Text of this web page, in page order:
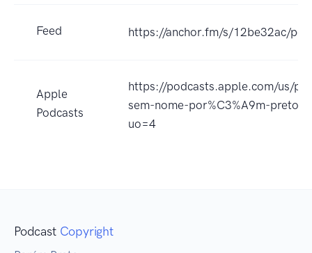
Feed https://anchor.fm/s/12be32ac/
Apple
Podcasts
https://podcasts.apple.com/us/
sem-nome-por%C3%A9m-preto/
uo=4
Podcast Copyright